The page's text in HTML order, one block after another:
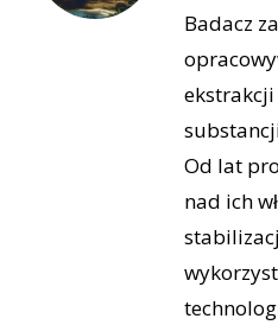
Badacz
ekstrakcji
Od lat
nad ich